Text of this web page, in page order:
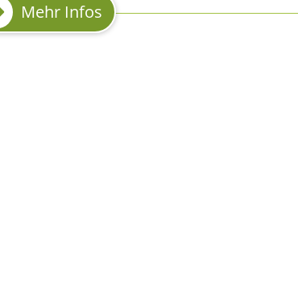
Mehr Infos